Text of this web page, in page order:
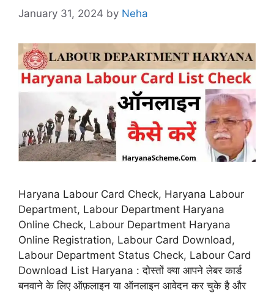
January 31, 2024 by Neha
Haryana Labour Card Check, Haryana Labour
Department, Labour Department Haryana
Online Check, Labour Department Haryana
Online Registration, Labour Card Download,
Labour Department Status Check, Labour Card
Download List Haryana : दोस्तों क्या आपने लेबर कार्ड
बनवाने के लिए ऑफ़लाइन या ऑनलाइन आवेदन कर चुके है और